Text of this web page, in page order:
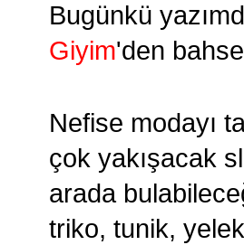
Bugünkü
Giyim'den
Nefise modayı
çok yakışacak
arada
triko, tunik,